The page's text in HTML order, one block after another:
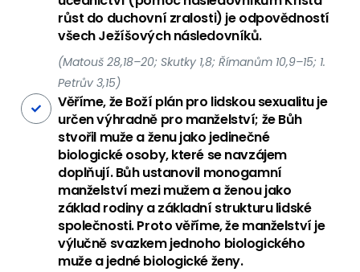
růst do duchovní zralosti) je odpovědností
všech Ježíšových následovníků.
(Matouš 28,18–20; Skutky 1,8; Římanům 10,9–15; 1.
Petrův 3,15)
Věříme, že Boží plán pro lidskou sexualitu je
určen výhradně pro manželství; že Bůh
stvořil muže a ženu jako jedinečné
biologické osoby, které se navzájem
doplňují. Bůh ustanovil monogamní
manželství mezi mužem a ženou jako
základ rodiny a základní strukturu lidské
společnosti. Proto věříme, že manželství je
výlučně svazkem jednoho biologického
muže a jedné biologické ženy.